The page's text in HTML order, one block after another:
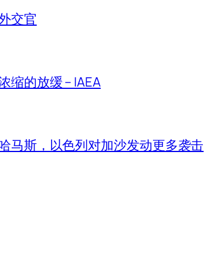
交官
缩的放缓 – IAEA
马斯，以色列对加沙发动更多袭击